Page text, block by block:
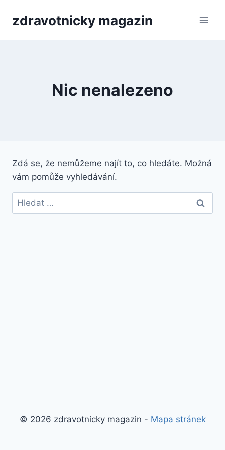
zdravotnicky magazin
Nic nenalezeno
Zdá se, že nemůžeme najít to, co hledáte. Možná
vám pomůže vyhledávání.
Vyhledávání
© 2026 zdravotnicky magazin - Mapa stránek